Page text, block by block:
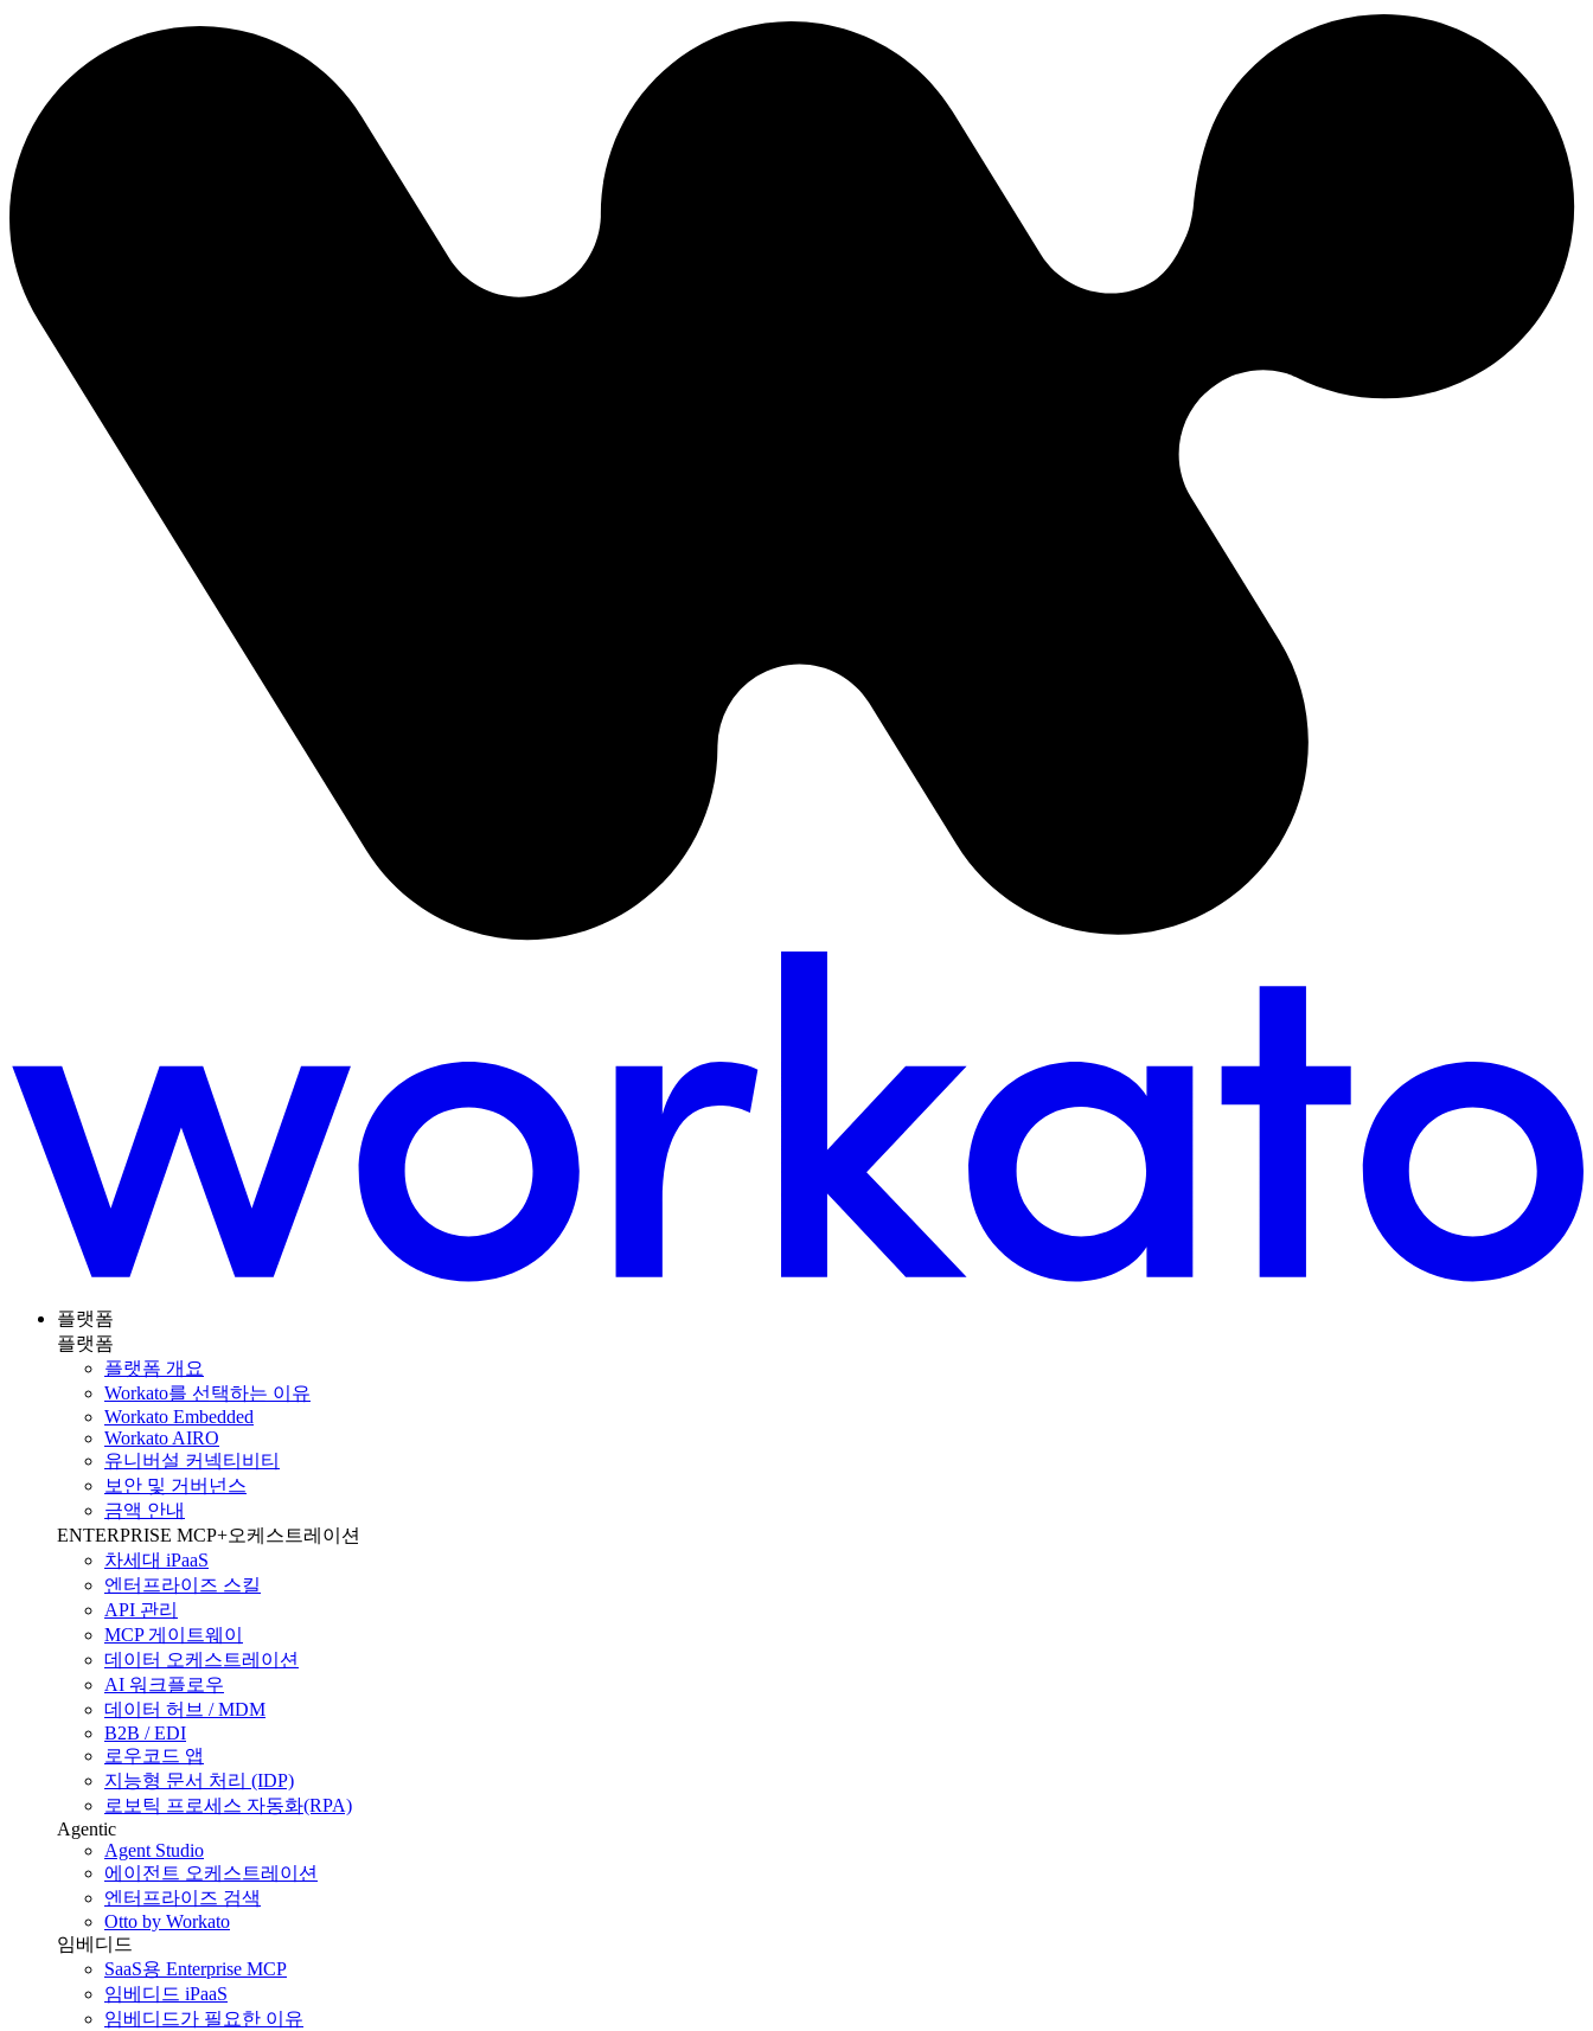
플랫폼
플랫폼
플랫폼 개요
Workato를 선택하는 이유
Workato Embedded
Workato AIRO
유니버설 커넥티비티
보안 및 거버넌스
금액 안내
ENTERPRISE MCP+오케스트레이션
차세대 iPaaS
엔터프라이즈 스킬
API 관리
MCP 게이트웨이
데이터 오케스트레이션
AI 워크플로우
데이터 허브 / MDM
B2B / EDI
로우코드 앱
지능형 문서 처리 (IDP)
로보틱 프로세스 자동화(RPA)
Agentic
Agent Studio
에이전트 오케스트레이션
엔터프라이즈 검색
Otto by Workato
임베디드
SaaS용 Enterprise MCP
임베디드 iPaaS
임베디드가 필요한 이유